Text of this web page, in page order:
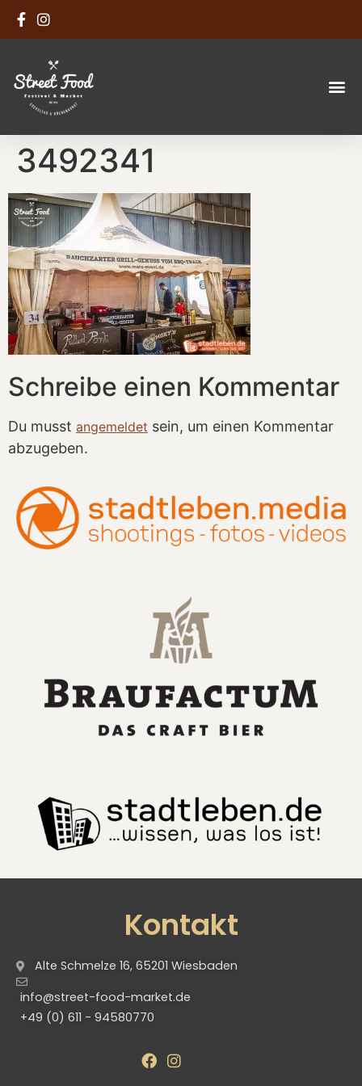
3492341
Schreibe einen Kommentar
Du musst angemeldet sein, um einen Kommentar
abzugeben.
Kontakt
Alte Schmelze 16, 65201 Wiesbaden
info@street-food-market.de
+49 (0) 611 - 94580770